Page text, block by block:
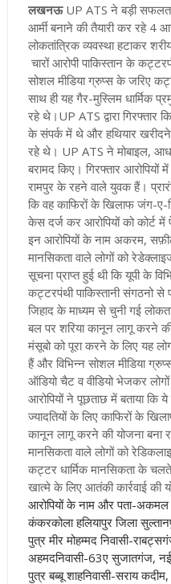
लखनऊ UP ATS ने बड़ी
आर्मी बनाने की तैयारी कर रहे 4
लोकतांत्रिक व्यवस्था हटाकर
चारों आरोपी पाकिस्तान के
सोशल मीडिया ग्रुप्स के जरिए
साथ ही यह गैर-मुस्लिम धार्मिक
रहे थे। UP ATS द्वारा गिरफ्तार
के संपर्क में थे और हथियार
रहे थे। UP ATS ने मोबाइल,
बरामद किए। गिरफ्तार
रामपुर के रहने वाले युवक हैं।
कि वह काफिरों के खिलाफ जंग-ए-
केस दर्ज कर आरोपियों को कोर्ट में
इन आरोपियों के नाम अकरम,
मानसिकता वाले लोगों को
सूचना प्राप्त हुई थी कि यूपी के
कट्टरपंथी पाकिस्तानी संगठनो से
जिहाद के माध्यम से चुनी गई
बल पर शरिया कानून लागू करने
मंसूबो को पूरा करने के लिए यह
हैं और विभिन्न सोशल मीडिया
ऑडियो चैट व वीडियो भेजकर
आरोपियों ने पूछताछ में बताया कि
ज्यादतियों के लिए काफिरों के
कानून लागू करने की योजना
मानसिकता वाले लोगों को
कट्टर धार्मिक मानसिकता के
खात्मे के लिए आतंकी कार्रवाई की
आरोपियों के नाम और पता-अकमल
कंकरकोला हलियापुर जिला
पुत्र मीर मोहम्मद निवासी-
अहमदनिवासी-63ए सुजातगंज,
पुत्र बब्बू शाहनिवासी-सराय